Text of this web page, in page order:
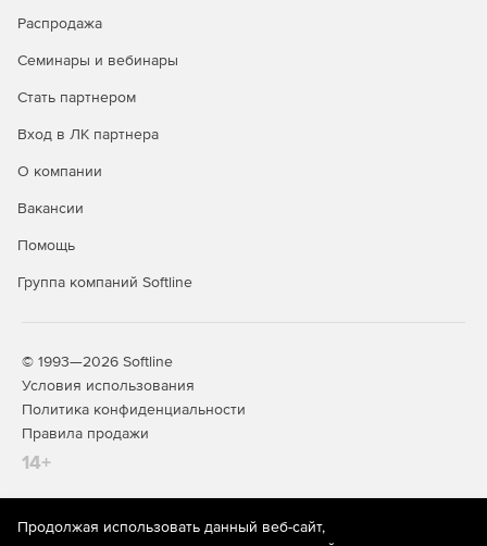
гидроабразивной, плазменной, кислородной резки и
резки ножом на станках с ЧПУ.
Программирование 5D и 6D резки на станках с
водой, плазмой, ножом.
резки.
Программирование обработки дерева на
Программирование портальных станков.
для программирования 2-5-осевых станков
портального типа, они же роутеры.
СПРУТКАМ в ит-инфраструктуру предприятия.
Распродажа
Семинары и вебинары
Стать партнером
Вход в ЛК партнера
О компании
Вакансии
Помощь
Группа компаний Softline
© 1993—2026 Softline
Условия использования
Политика конфиденциальности
Правила продажи
14+
На информационном ресурсе store.softline.ru применяются
Продолжая использовать данный веб-сайт,